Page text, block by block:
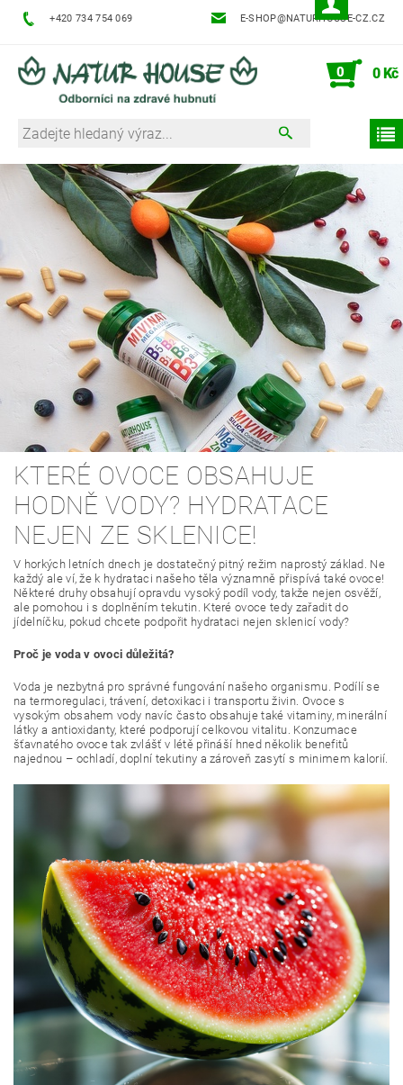
+420 734 754 069 E-SHOP@NATURHOUSE-CZ.CZ
0 0 Kč
KTERÉ OVOCE OBSAHUJE
HODNĚ VODY? HYDRATACE
NEJEN ZE SKLENICE!
V horkých letních dnech je dostatečný pitný režim naprostý základ. Ne
každý ale ví, že k hydrataci našeho těla významně přispívá také ovoce!
Některé druhy obsahují opravdu vysoký podíl vody, takže nejen osvěží,
ale pomohou i s doplněním tekutin. Které ovoce tedy zařadit do
jídelníčku, pokud chcete podpořit hydrataci nejen sklenicí vody?
Proč je voda v ovoci důležitá?
Voda je nezbytná pro správné fungování našeho organismu. Podílí se
na termoregulaci, trávení, detoxikaci i transportu živin. Ovoce s
vysokým obsahem vody navíc často obsahuje také vitaminy, minerální
látky a antioxidanty, které podporují celkovou vitalitu. Konzumace
šťavnatého ovoce tak zvlášť v létě přináší hned několik benefitů
najednou – ochladí, doplní tekutiny a zároveň zasytí s minimem kalorií.